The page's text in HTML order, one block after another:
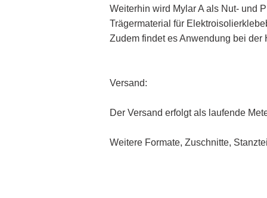
Weiterhin wird Mylar A als Nut- und
Trägermaterial für
Zudem findet es Anwendung bei
Versand:
Der Versand erfolgt als laufende
Weitere Formate, Zuschnitte,